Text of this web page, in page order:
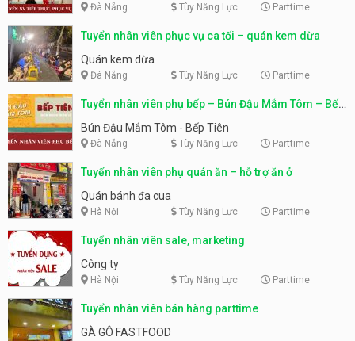
Đà Nẵng Tùy Năng Lực Parttime
Tuyển nhân viên phục vụ ca tối – quán kem dừa
Quán kem dừa
Đà Nẵng Tùy Năng Lực Parttime
Tuyển nhân viên phụ bếp – Bún Đậu Mắm Tôm – Bếp
Tiên
Bún Đậu Mắm Tôm - Bếp Tiên
Đà Nẵng Tùy Năng Lực Parttime
Tuyển nhân viên phụ quán ăn – hỗ trợ ăn ở
Quán bánh đa cua
Hà Nội Tùy Năng Lực Parttime
Tuyển nhân viên sale, marketing
Công ty
Hà Nội Tùy Năng Lực Parttime
Tuyển nhân viên bán hàng parttime
GÀ GÔ FASTFOOD